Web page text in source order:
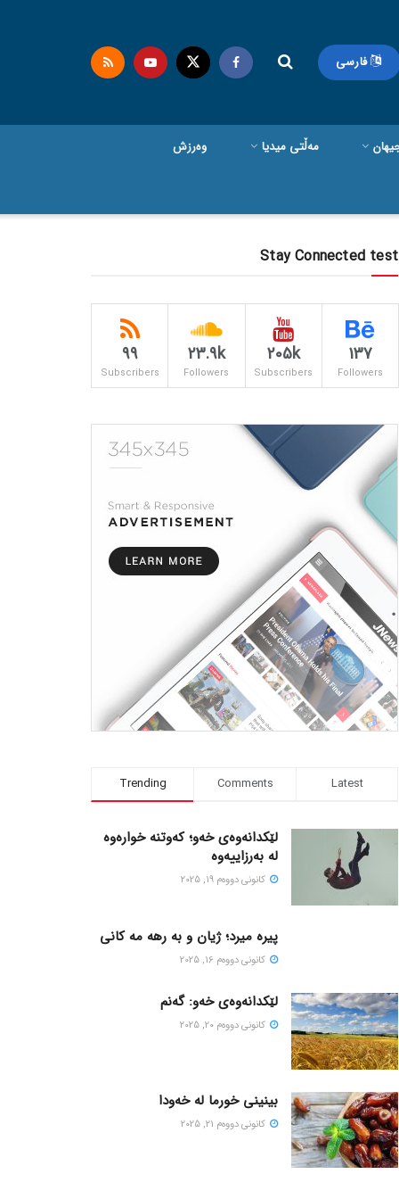
فارسی
مەڵتی میدیا وەرزش
Stay Connected test
137
Followers
205k
Subscribers
23.9k
Followers
99
Subscribers
Trending Comments Latest
لێکدانەوەی خەو؛ کەوتنە خوارەوە
لە بەرزاییەوە
كانونی دووه‌م 19, 2025
پیره میرد؛ ژیان و به رهه مه کانی
كانونی دووه‌م 16, 2025
لێکدانەوەی خەو: گەنم
كانونی دووه‌م 20, 2025
بینینی خورما لە خەودا
كانونی دووه‌م 21, 2025